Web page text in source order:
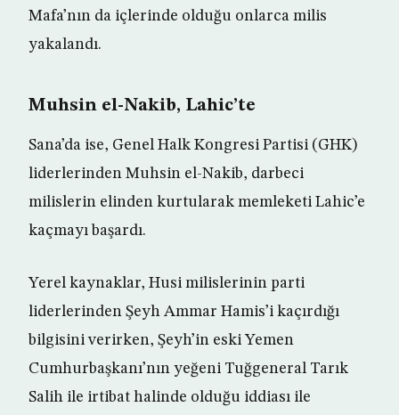
Mafa’nın da içlerinde olduğu onlarca milis
yakalandı.
Muhsin el-Nakib, Lahic’te
Sana’da ise, Genel Halk Kongresi Partisi (GHK)
liderlerinden Muhsin el-Nakib, darbeci
milislerin elinden kurtularak memleketi Lahic’e
kaçmayı başardı.
Yerel kaynaklar, Husi milislerinin parti
liderlerinden Şeyh Ammar Hamis’i kaçırdığı
bilgisini verirken, Şeyh’in eski Yemen
Cumhurbaşkanı’nın yeğeni Tuğgeneral Tarık
Salih ile irtibat halinde olduğu iddiası ile